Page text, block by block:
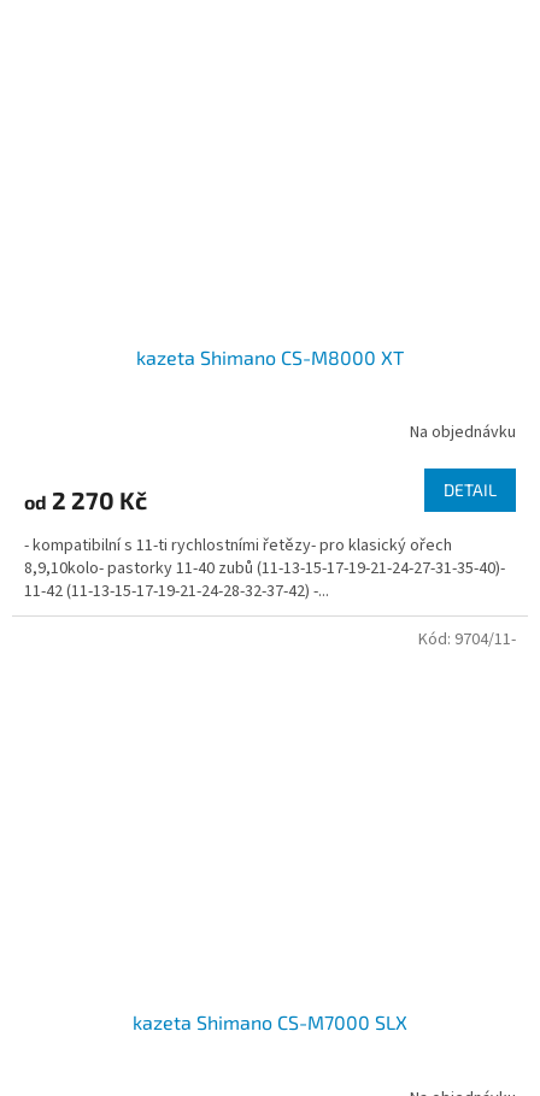
kazeta Shimano CS-M8000 XT
Na objednávku
od 2 270 Kč DETAIL
- kompatibilní s 11-ti rychlostními řetězy- pro klasický ořech
8,9,10kolo- pastorky 11-40 zubů (11-13-15-17-19-21-24-27-31-35-40)-
11-42 (11-13-15-17-19-21-24-28-32-37-42) -...
kazeta Shimano CS-M7000 SLX
Kód: 9704/11-